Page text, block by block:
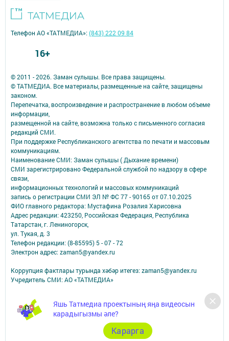
Яшь Татмедиа проектының яңа видеосын
карадыгызмы әле?
Карарга
© 2011 - 2026. Заман сулышы. Все права защищены.
© ТАТМЕДИА. Все материалы, размещенные на сайте, защищены
законом.
Перепечатка, воспроизведение и распространение в любом объеме
информации,
размещенной на сайте, возможна только с письменного согласия
редакций СМИ.
При поддержке Республиканского агентства по печати и массовым
коммуникациям.
Наименование СМИ: Заман сулышы ( Дыхание времени)
СМИ зарегистрировано Федеральной службой по надзору в сфере
связи,
информационных технологий и массовых коммуникаций
запись о регистрации СМИ ЭЛ № ФС 77 - 90165 от 07.10.2025
ФИО главного редактора: Мустафина Розалия Харисовна
Адрес редакции: 423250, Российская Федерация, Республика
Татарстан, г. Лениногорск,
ул. Тукая, д. 3
Телефон редакции: (8-85595) 5 - 07 - 72
Электрон адрес: zaman5@yandex.ru
Коррупция фактлары турында хәбәр итегез: zaman5@yandex.ru
Учредитель СМИ: АО «ТАТМЕДИА»
Антикоррупционная политика
АО «ТАТМЕДИА» использует «cookie»для персонализации сервисов и
удобства пользователей сайтом.
Использование «cookie» можно отменить в настройках браузера.
Политика конфиденциальности
Телефон АО «ТАТМЕДИА»:(843) 222 09 84
16+